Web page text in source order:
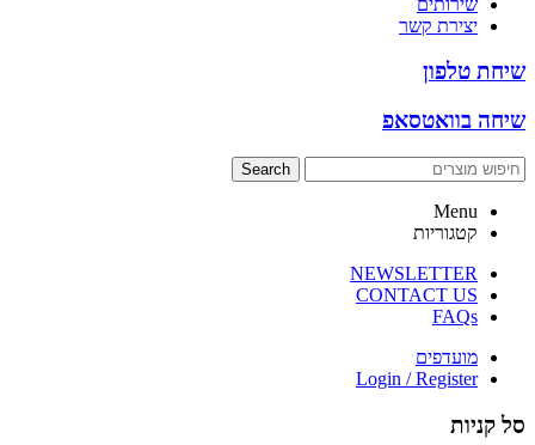
יצירת קשר
שיחת טלפון
שיחה בוואטסאפ
Search
Menu
קטגוריות
NEWSLETTER
CONTACT US
FAQs
מועדפים
Login / Register
סל קניות